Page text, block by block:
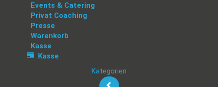
Events & Catering
Privat Coaching
Presse
Warenkorb
Kasse
Kasse
Kategorien